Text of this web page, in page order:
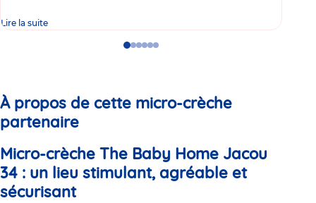
Lire la suite
GoGoGoGo
GoGo
À propos de cette micro-crèche
partenaire
Micro-crèche The Baby Home Jacou
34 : un lieu stimulant, agréable et
sécurisant